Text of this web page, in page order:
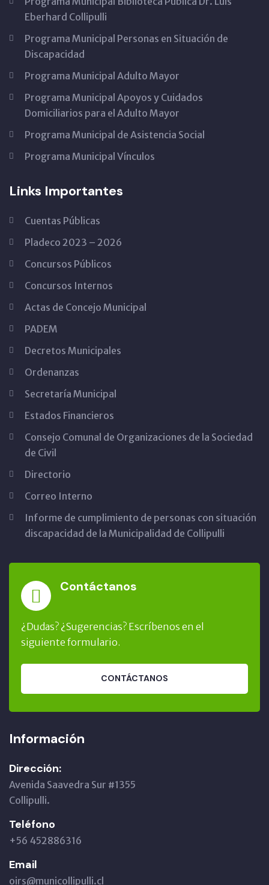
Eberhard Collipulli
Programa Municipal Personas en Situación de
Discapacidad
Programa Municipal Adulto Mayor
Programa Municipal Apoyos y Cuidados
Domiciliarios para el Adulto Mayor
Programa Municipal de Asistencia Social
Programa Municipal Vínculos
Links Importantes
Cuentas Públicas
Pladeco 2023 – 2026
Concursos Públicos
Concursos Internos
Actas de Concejo Municipal
PADEM
Decretos Municipales
Ordenanzas
Secretaría Municipal
Estados Financieros
Consejo Comunal de Organizaciones de la Sociedad
de Civil
Directorio
Correo Interno
Informe de cumplimiento de personas con situación
discapacidad de la Municipalidad de Collipulli
Contáctanos
¿Dudas? ¿Sugerencias? Escríbenos en el
siguiente formulario.
CONTÁCTANOS
Información
Dirección:
Avenida Saavedra Sur #1355
Collipulli.
Teléfono
+56 452886316
Email
oirs@municollipulli.cl